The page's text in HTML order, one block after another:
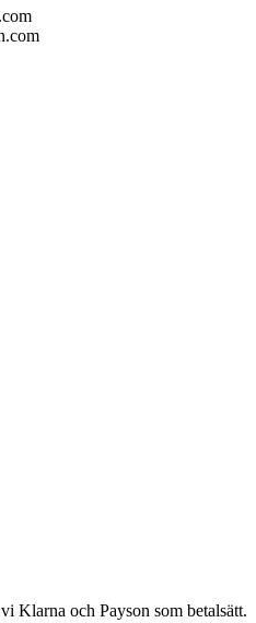
Klarna och Payson som betalsätt.